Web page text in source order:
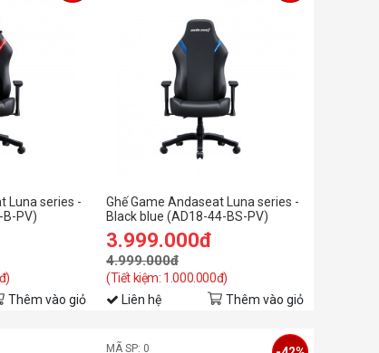
Luna series -
B-PV)
Thêm vào giỏ
Ghế Game Andaseat Luna series -
Black blue (AD18-44-BS-PV)
3.999.000đ
4.999.000đ
(Tiết kiệm: 1.000.000đ)
Liên hệ Thêm vào giỏ
MÃ SP: 0